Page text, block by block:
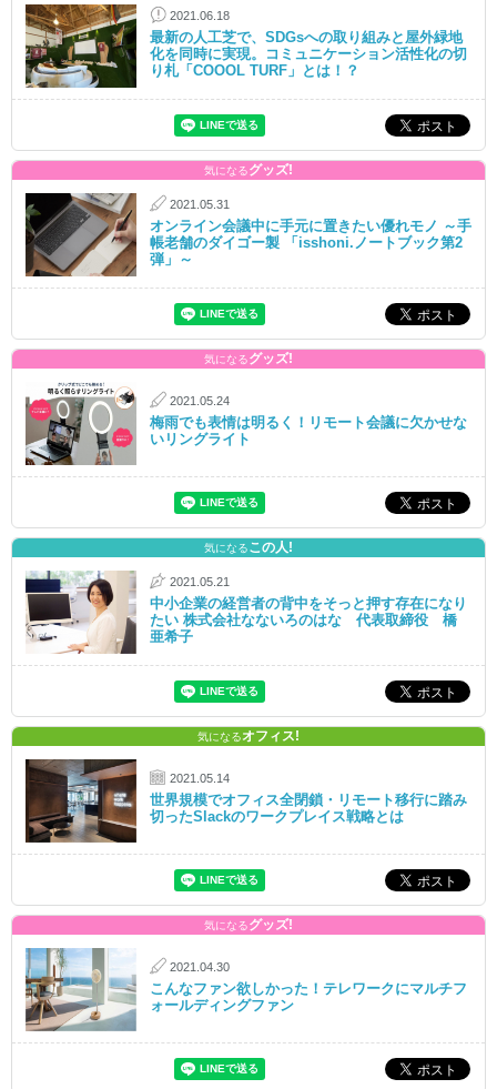
2021.06.18
最新の人工芝で、SDGsへの取り組みと屋外緑地
化を同時に実現。コミュニケーション活性化の切
り札「COOOL TURF」とは！？
気になるグッズ!
2021.05.31
オンライン会議中に手元に置きたい優れモノ ～手
帳老舗のダイゴー製 「isshoni.ノートブック第2
弾」～
気になるグッズ!
2021.05.24
梅雨でも表情は明るく！リモート会議に欠かせな
いリングライト
気になるこの人!
2021.05.21
中小企業の経営者の背中をそっと押す存在になり
たい 株式会社なないろのはな 代表取締役 橋
亜希子
気になるオフィス!
2021.05.14
世界規模でオフィス全閉鎖・リモート移行に踏み
切ったSlackのワークプレイス戦略とは
気になるグッズ!
2021.04.30
こんなファン欲しかった！テレワークにマルチフ
ォールディングファン